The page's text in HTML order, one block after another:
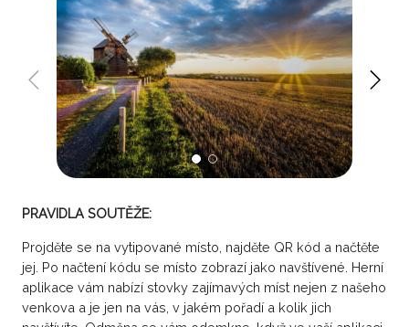
PRAVIDLA SOUTĚŽE:
Projděte se na vytipované místo, najděte QR kód a načtěte
jej. Po načtení kódu se místo zobrazí jako navštívené. Herní
aplikace vám nabízí stovky zajímavých míst nejen z našeho
venkova a je jen na vás, v jakém pořadí a kolik jich